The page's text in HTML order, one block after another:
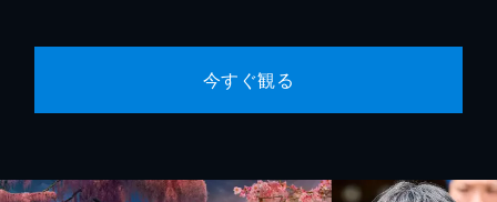
今すぐ観る